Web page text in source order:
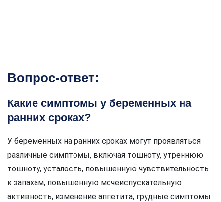
Вопрос-ответ:
Какие симптомы у беременных на
ранних сроках?
У беременных на ранних сроках могут проявляться
различные симптомы, включая тошноту, утреннюю
тошноту, усталость, повышенную чувствительность
к запахам, повышенную мочеиспускательную
активность, изменение аппетита, грудные симптомы